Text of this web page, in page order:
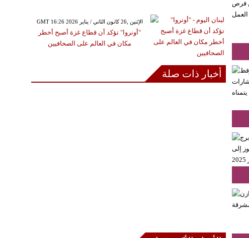
GMT 16:26 2026 الإثنين ,26 كانون الثاني / يناير
"أونروا" تؤكد أن قطاع غزة أصبح أخطر
مكان في العالم على الصحافيين
أخبار ذات صلة